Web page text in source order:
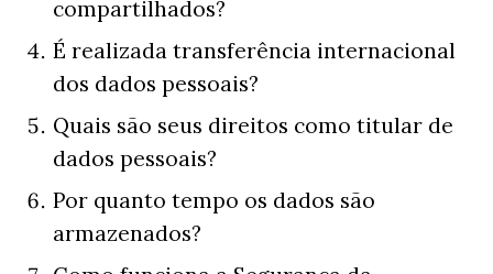
compartilhados?
É realizada transferência internacional
dos dados pessoais?
Quais são seus direitos como titular de
dados pessoais?
Por quanto tempo os dados são
armazenados?